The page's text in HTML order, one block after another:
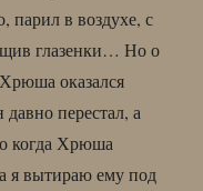
парил в воздухе, с
глазенки… Но о
оказался
перестал, а
когда Хрюша
я вытираю ему под